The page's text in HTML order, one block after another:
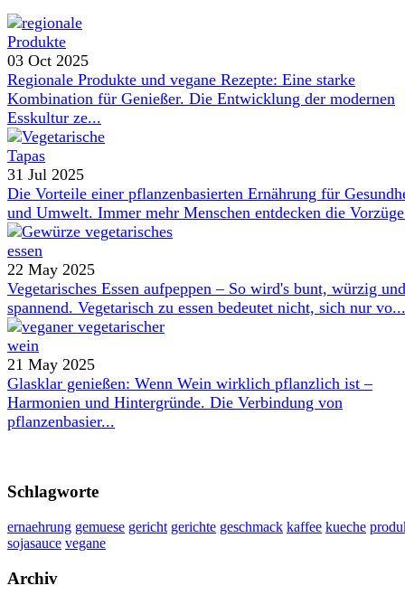
03 Oct 2025
Regionale Produkte und vegane Rezepte: Eine starke
Kombination für Genießer. Die Entwicklung der modernen
Esskultur ze...
31 Jul 2025
Die Vorteile einer pflanzenbasierten Ernährung für
und Umwelt. Immer mehr Menschen entdecken die
22 May 2025
Vegetarisches Essen aufpeppen – So wird's bunt, würzig und
spannend. Vegetarisch zu essen bedeutet nicht, sich nur vo...
21 May 2025
Glasklar genießen: Wenn Wein wirklich pflanzlich ist –
Harmonien und Hintergründe. Die Verbindung von
pflanzenbasier...
Schlagworte
ernaehrung gemuese gericht gerichte geschmack kaffee kueche
sojasauce vegane
Archiv